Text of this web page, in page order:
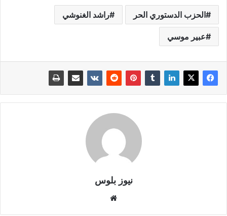
الحزب الدستوري الحر راشد الغنوشي
عبير موسي
نيوز بلوس